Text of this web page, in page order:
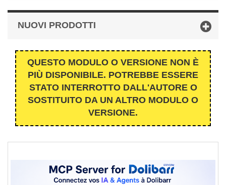
NUOVI PRODOTTI
QUESTO MODULO O VERSIONE NON È
PIÙ DISPONIBILE. POTREBBE ESSERE
STATO INTERROTTO DALL'AUTORE O
SOSTITUITO DA UN ALTRO MODULO O
VERSIONE.